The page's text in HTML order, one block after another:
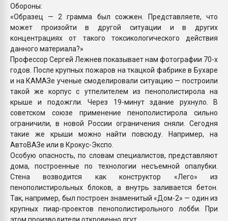
Обороны:
«Образец — 2 грамма был сожжен. Представляете, что
может произойти в другой ситуации и в других
концентрациях от такого токсикологического действия
данного материала?»
Профессор Сергей Лежнев показывает нам фотографии 70-х
годов. После крупных пожаров на ткацкой фабрике в Бухаре
и на КАМАЗе ученые смоделировали ситуацию — построили
такой же корпус с утпелителем из пенополистирола на
крыше и подожгли. Через 19-минут здание рухнуло. В
советском союзе применение пенополистирола сильно
ограничили, в новой России ограничения сняли. Сегодня
такие же крыши можно найти повсюду. Например, на
АвтоВАЗе или в Крокус-Экспо.
Особую опасность, по словам специалистов, представляют
дома, построенные по технологии несъемной опалубки.
Стена возводится как конструктор «Лего» из
пенополистирольных блоков, а внутрь заливается бетон.
Так, например, был построен знаменитый «Дом-2» — один из
крупных пиар-проектов пенополистирольного лобби. При
этом производители откровенно лгут.